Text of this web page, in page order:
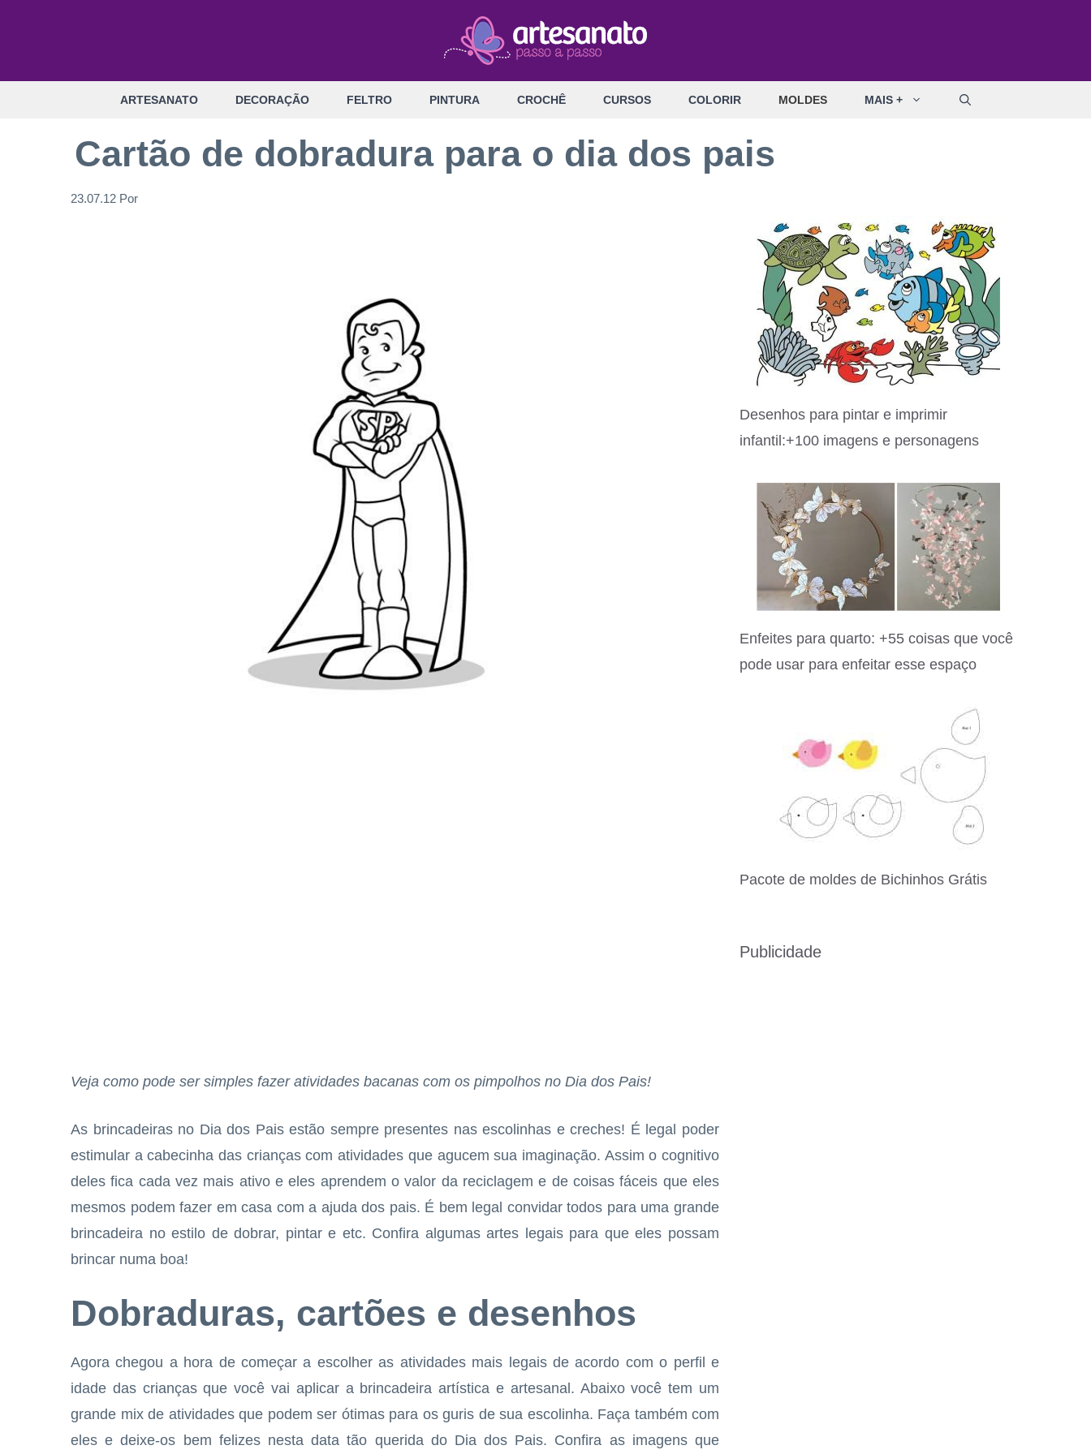
ARTESANATO DECORAÇÃO FELTRO PINTURA CROCHÊ CURSOS COLORIR MOLDES MAIS +
Cartão de dobradura para o dia dos pais
23.07.12 Por
Veja como pode ser simples fazer atividades bacanas com os pimpolhos no Dia dos Pais!
As brincadeiras no Dia dos Pais estão sempre presentes nas escolinhas e creches! É legal poder
estimular a cabecinha das crianças com atividades que agucem sua imaginação. Assim o cognitivo
deles fica cada vez mais ativo e eles aprendem o valor da reciclagem e de coisas fáceis que eles
mesmos podem fazer em casa com a ajuda dos pais. É bem legal convidar todos para uma grande
brincadeira no estilo de dobrar, pintar e etc. Confira algumas artes legais para que eles possam
brincar numa boa!
Dobraduras, cartões e desenhos
Agora chegou a hora de começar a escolher as atividades mais legais de acordo com o perfil e
idade das crianças que você vai aplicar a brincadeira artística e artesanal. Abaixo você tem um
grande mix de atividades que podem ser ótimas para os guris de sua escolinha. Faça também com
eles e deixe-os bem felizes nesta data tão querida do Dia dos Pais. Confira as imagens que
Desenhos para pintar e imprimir
infantil:+100 imagens e personagens
Enfeites para quarto: +55 coisas que você
pode usar para enfeitar esse espaço
Pacote de moldes de Bichinhos Grátis
Publicidade